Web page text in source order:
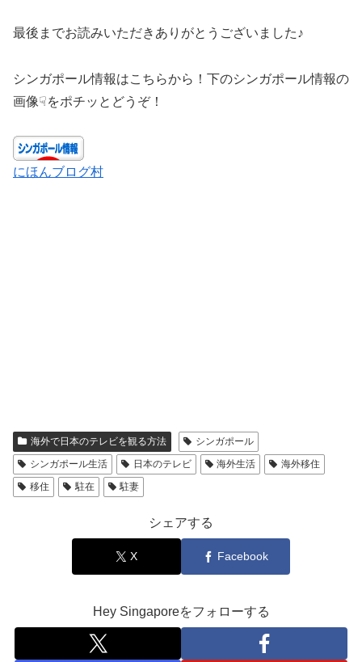
最後までお読みいただきありがとうございました♪
シンガポール情報はこちらから！下のシンガポール情報の
画像☟をポチッとどうぞ！
にほんブログ村
海外で日本のテレビを観る方法
シンガポール
シンガポール生活
日本のテレビ 海外生活
海外移住
移住
駐在 駐妻
シェアする
X Facebook
Hey Singaporeをフォローする